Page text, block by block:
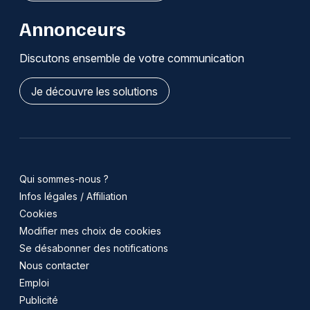
Annonceurs
Discutons ensemble de votre communication
Je découvre les solutions
Qui sommes-nous ?
Infos légales / Affiliation
Cookies
Modifier mes choix de cookies
Se désabonner des notifications
Nous contacter
Emploi
Publicité